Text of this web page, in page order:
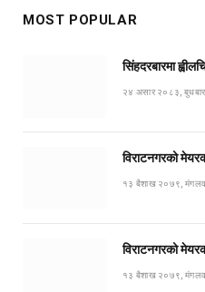
MOST POPULAR
सिंहदरबारमा
२४ असार २०८३, बुधबार
विराटनगरको
१३ बैशाख २०७९,
विराटनगरको
१३ बैशाख २०७९,